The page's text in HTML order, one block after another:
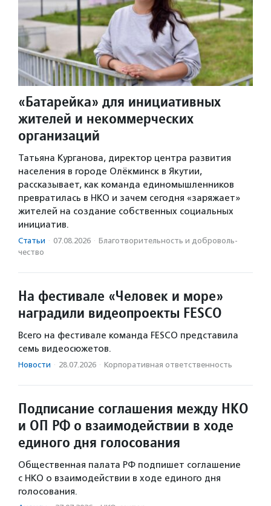
«Батарейка» для инициативных
жителей и некоммерческих
организаций
Татьяна Курганова, директор центра развития
населения в городе Олёкминск в Якутии,
рассказывает, как команда единомышленников
превратилась в НКО и зачем сегодня «заряжает»
жителей на создание собственных социальных
инициатив.
Статьи · 07.08.2026 · Благотвори­тель­ность и доброволь­
чест­во
На фестивале «Человек и море»
наградили видеопроекты FESCO
Всего на фестивале команда FESCO представила
семь видеосюжетов.
Новости · 28.07.2026 · Корпоративная ответственность
Подписание соглашения между НКО
и ОП РФ о взаимодействии в ходе
единого дня голосования
Общественная палата РФ подпишет соглашение
с НКО о взаимодействии в ходе единого дня
голосования.